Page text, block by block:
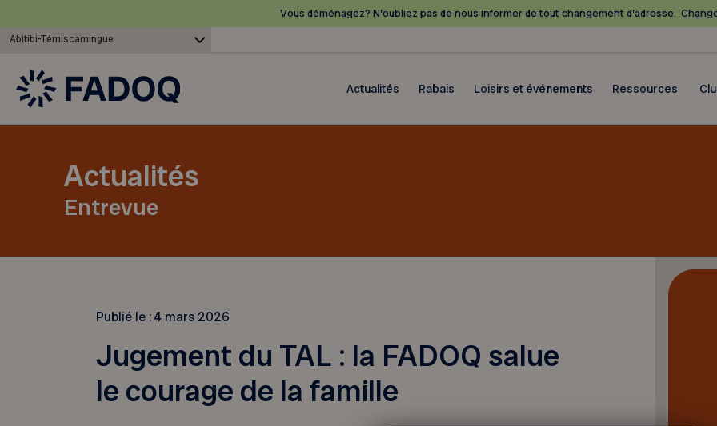
Vous déménagez? N’oubliez pas de nous informer de tout changement d’adresse.
Abitibi-Témiscamingue
Actualités Rabais Loisirs et événements Ressources
Actualités
Entrevue
Publié le :4 mars 2026
Jugement du TAL : la FADOQ salue
le courage de la famille